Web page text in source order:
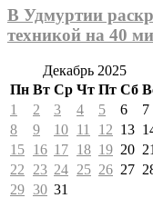
В Удмуртии
техникой на 40
Декабрь 2025
Пн Вт Ср Чт Пт Сб
1
2 3 4 5 6
7
8
9 10 11 12 13
15 16 17 18 19 20 21
22
23 24 25 26 27
29 30 31